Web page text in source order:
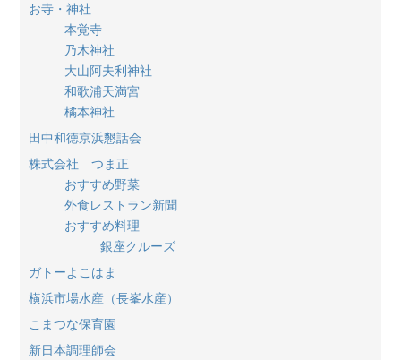
お寺・神社
本覚寺
乃木神社
大山阿夫利神社
和歌浦天満宮
橘本神社
田中和徳京浜懇話会
株式会社 つま正
おすすめ野菜
外食レストラン新聞
おすすめ料理
銀座クルーズ
ガトーよこはま
横浜市場水産（長峯水産）
こまつな保育園
新日本調理師会